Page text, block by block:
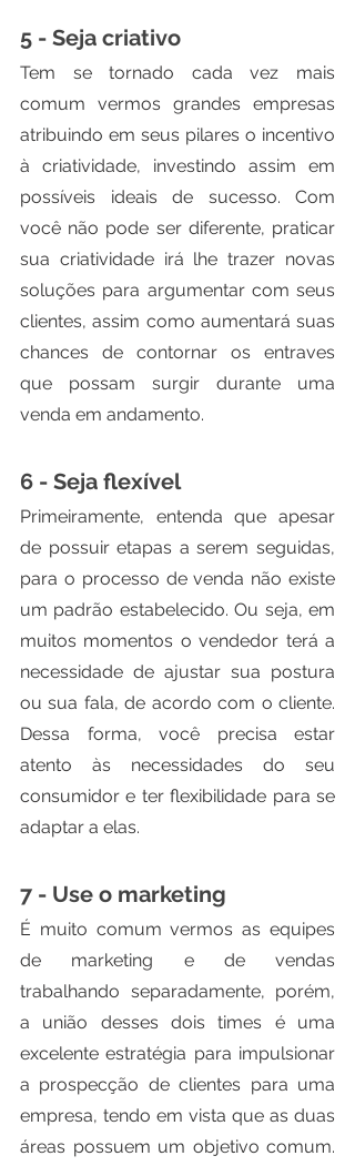
5 - Seja criativo
Tem se tornado cada vez mais
comum vermos grandes empresas
atribuindo em seus pilares o incentivo
à criatividade, investindo assim em
possíveis ideais de sucesso. Com
você não pode ser diferente, praticar
sua criatividade irá lhe trazer novas
soluções para argumentar com seus
clientes, assim como aumentará suas
chances de contornar os entraves
que possam surgir durante uma
venda em andamento.
6 - Seja flexível
Primeiramente, entenda que apesar
de possuir etapas a serem seguidas,
para o processo de venda não existe
um padrão estabelecido. Ou seja, em
muitos momentos o vendedor terá a
necessidade de ajustar sua postura
ou sua fala, de acordo com o cliente.
Dessa forma, você precisa estar
atento às necessidades do seu
consumidor e ter flexibilidade para se
adaptar a elas.
7 - Use o marketing
É muito comum vermos as equipes
de marketing e de vendas
trabalhando separadamente, porém,
a união desses dois times é uma
excelente estratégia para impulsionar
a prospecção de clientes para uma
empresa, tendo em vista que as duas
áreas possuem um objetivo comum.